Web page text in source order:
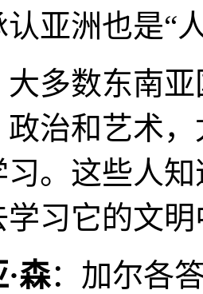
亚洲也是“
大多数东南
政治和艺术
习。这些人
学习它的文
森：加尔各